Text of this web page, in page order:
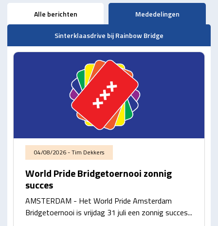
Alle berichten Mededelingen
Sinterklaasdrive bij Rainbow Bridge
04/08/2026 - Tim Dekkers
World Pride Bridgetoernooi zonnig
succes
AMSTERDAM - Het World Pride Amsterdam
Bridgetoernooi is vrijdag 31 juli een zonnig succes...